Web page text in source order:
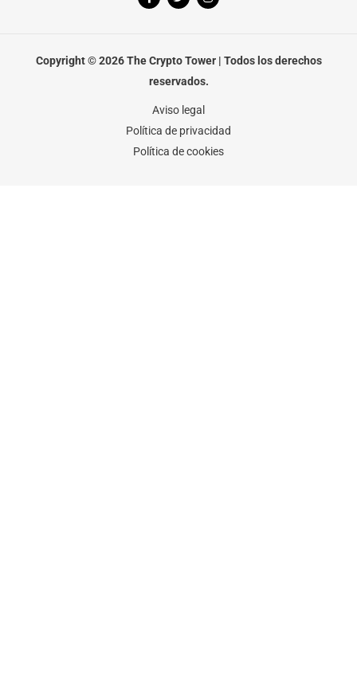
a
o
-
w
r
n
r
m
Copyright © 2026 The Crypto Tower | Todos los derechos
reservados.
Aviso legal
Política de privacidad
Política de cookies